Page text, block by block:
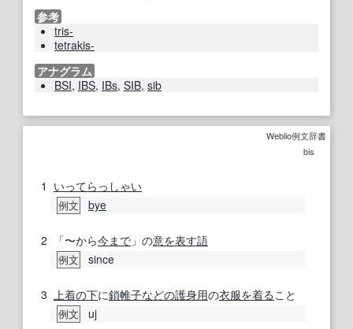
参考
tris-
tetrakis-
アナグラム
BSI, IBS, IBs, SIB, sib
Weblio例文辞書
bis
1 いってらっしゃい
例文 bye
2 「〜から今まで 」の意を表す語
例文 since
3 上着の下に鎖帷子などの護身用の衣服を着ること
例文 uj